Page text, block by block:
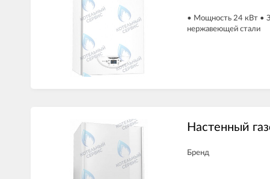
• Мощность 24 кВт •
нержавеющей стали
Настенный
Бренд